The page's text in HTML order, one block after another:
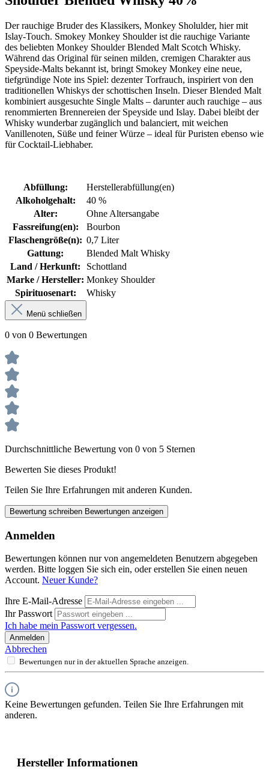
Der rauchige Bruder des Klassikers, Monkey Sholulder, hier mit
Islay-Touch. Smokey Monkey Shoulder ist die rauchige Variante
des beliebten Monkey Shoulder Blended Malt Scotch Whisky.
Während das Original für seinen milden, cremigen Charakter aus
Speyside-Malts bekannt ist, bringt Smokey Monkey eine neue,
tiefgründige Note ins Spiel: dezenter Torfrauch, inspiriert von den
traditionellen Whiskys der schottischen Inseln. Dieser Blended Malt
kombiniert ausgesuchte Single Malts – darunter auch rauchige – aus
renommierten Brennereien der Speyside und Islay. Dabei bleibt der
Whisky wunderbar zugänglich und balanciert, mit weichen
Vanillenoten, Süße und feiner Würze – ideal für Puristen ebenso wie
für Cocktail-Liebhaber.
Abfüllung:
Herstellerabfüllung(en)
Alkoholgehalt:
40 %
Alter:
Ohne Altersangabe
Fassreifung(en):
Bourbon
Flaschengröße(n): 0,7 Liter
Gattung:
Blended Malt Whisky
Land / Herkunft:
Schottland
Marke / Hersteller: Monkey Shoulder
Spirituosenart:
Whisky
Menü schließen
0 von 0 Bewertungen
Durchschnittliche Bewertung von 0 von 5 Sternen
Bewerten Sie dieses Produkt!
Teilen Sie Ihre Erfahrungen mit anderen Kunden.
Bewertung schreiben Bewertungen anzeigen
Anmelden
Bewertungen können nur von angemeldeten Benutzern abgegeben
werden. Bitte loggen Sie sich ein, oder erstellen Sie einen neuen
Account. Neuer Kunde?
Ihre E-Mail-Adresse
Ihr Passwort
Ich habe mein Passwort vergessen.
Anmelden
Abbrechen
Bewertungen nur in der aktuellen Sprache anzeigen.
Keine Bewertungen gefunden. Teilen Sie Ihre Erfahrungen mit
anderen.
Hersteller Informationen